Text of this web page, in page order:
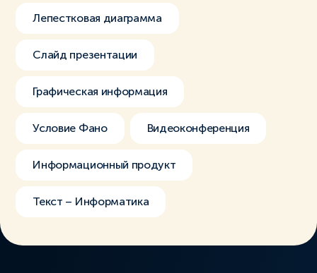
Лепестковая диаграмма
Слайд презентации
Графическая информация
Условие Фано Видеоконференция
Информационный продукт
Текст – Информатика